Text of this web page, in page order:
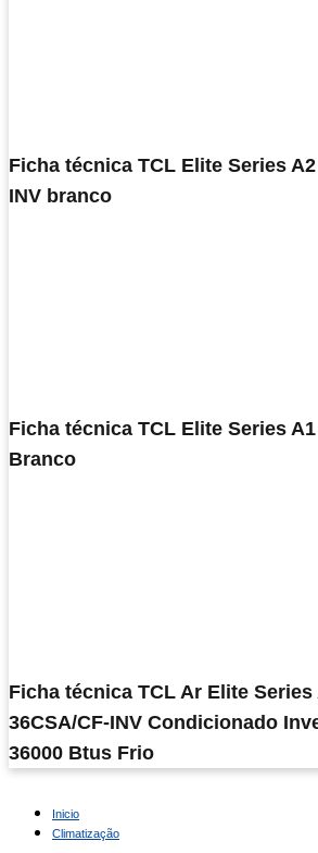
Ficha técnica TCL Elite Series
INV branco
Ficha técnica TCL Elite Series
Branco
Ficha técnica TCL Ar Elite Series
36CSA/CF-INV Condicionado
36000 Btus Frio
Inicio
Climatização